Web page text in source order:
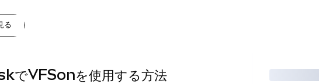
る
でVFSonを使用する方法 取引